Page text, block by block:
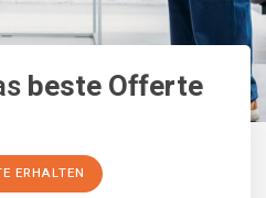
beste Offerte
ERHALTEN